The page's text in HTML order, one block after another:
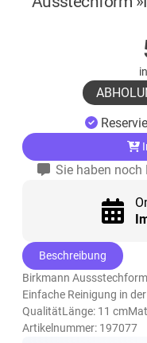
Sie haben noch
Beschreibung
Birkmann
Einfache Reinigung in
QualitätLänge: 11
Artikelnummer: 197077